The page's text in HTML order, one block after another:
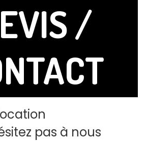
/
pas à nous